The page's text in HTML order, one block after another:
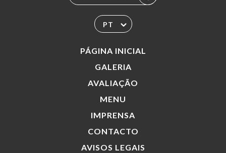
PT
PÁGINA INICIAL
GALERIA
AVALIAÇÃO
MENU
IMPRENSA
CONTACTO
AVISOS LEGAIS